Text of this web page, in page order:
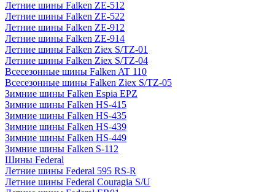
Летние шины Falken ZE-512
Летние шины Falken ZE-522
Летние шины Falken ZE-912
Летние шины Falken ZE-914
Летние шины Falken Ziex S/TZ-01
Летние шины Falken Ziex S/TZ-04
Всесезонные шины Falken AT 110
Всесезонные шины Falken Ziex S/TZ-05
Зимние шины Falken Espia EPZ
Зимние шины Falken HS-415
Зимние шины Falken HS-435
Зимние шины Falken HS-439
Зимние шины Falken HS-449
Зимние шины Falken S-112
Шины Federal
Летние шины Federal 595 RS-R
Летние шины Federal Couragia S/U